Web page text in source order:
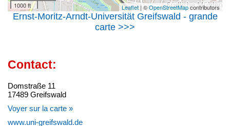
1000 ft
Leaflet | ©OpenStreetMapcontributors
Ernst-Moritz-Arndt-Universität Greifswald - grande
carte >>>
Contact:
Domstraße 11
17489 Greifswald
Voyer sur la carte »
www.uni-greifswald.de